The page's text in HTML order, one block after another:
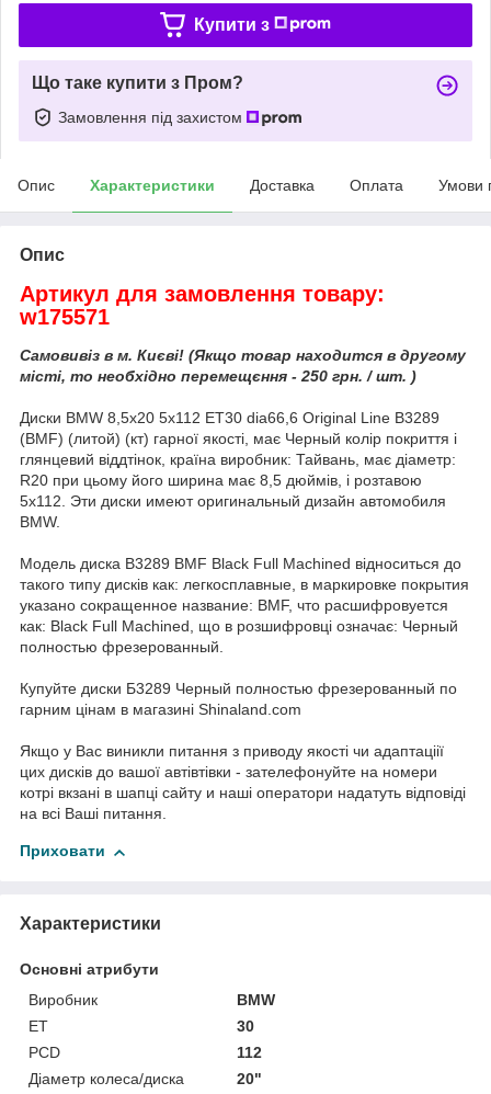
Купити з
Що таке купити з Пром?
Замовлення під захистом
Опис Характеристики Доставка Оплата Умови
Опис
Артикул для замовлення товару:
w175571
Самовивіз в м. Києві! (Якщо товар находится в другому
місті, то необхідно перемещєння - 250 грн. / шт. )
Диски BMW 8,5x20 5x112 ET30 dia66,6 Original Line B3289
(BMF) (литой) (кт) гарної якості, має Черный колір покриття і
глянцевий віддтінок, країна виробник: Тайвань, має діаметр:
R20 при цьому його ширина має 8,5 дюймів, і розтавою
5x112. Эти диски имеют оригинальный дизайн автомобиля
BMW.
Модель диска B3289 BMF Black Full Machined відноситься до
такого типу дисків как: легкосплавные, в маркировке покрытия
указано сокращенное название: BMF, что расшифровуется
как: Black Full Machined, що в розшифровці означає: Черный
полностью фрезерованный.
Купуйте диски Б3289 Черный полностью фрезерованный по
гарним цінам в магазині Shinaland.com
Якщо у Вас виникли питання з приводу якості чи адаптаціії
цих дисків до вашої автівтівки - зателефонуйте на номери
котрі вкзані в шапці сайту и наші оператори надатуть відповіді
на всі Ваші питання.
Приховати
Характеристики
Основні атрибути
Виробник
BMW
ET
30
PCD
112
Діаметр колеса/диска
20"